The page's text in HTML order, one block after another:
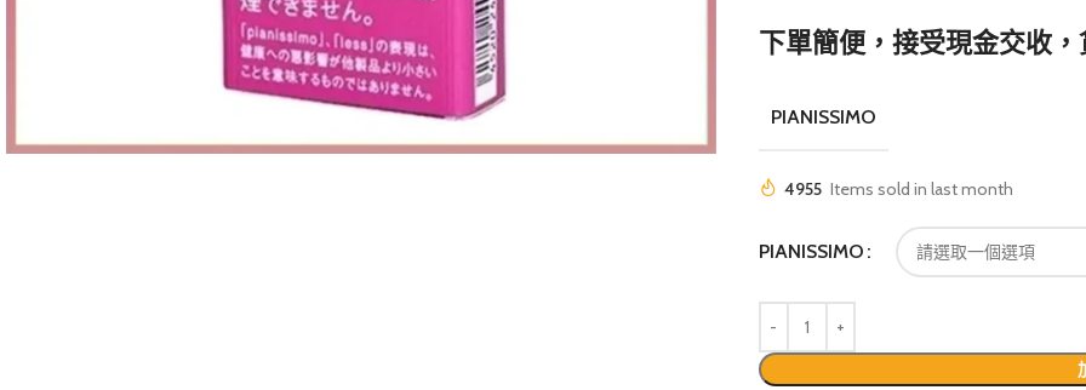
下單簡便，接受現金交收，
PIANISSIMO
4955 Items sold in last month
PIANISSIMO